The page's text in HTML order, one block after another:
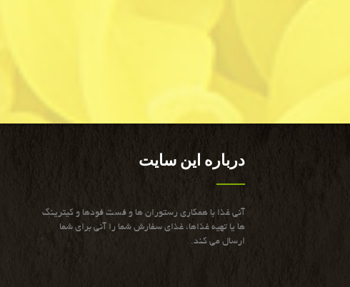
درباره این سایت
آنی غذا با همكاری رستوران ها و فست فودها و كیترینگ
ها یا تهیه غذاها، غذای سفارش شما را آنی برای شما
ارسال می كند.